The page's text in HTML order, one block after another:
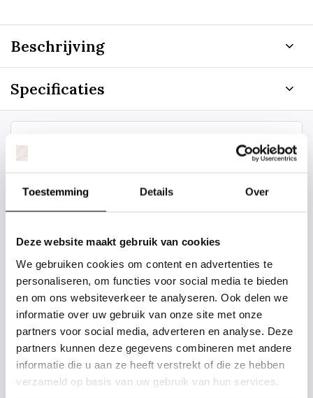
Toestemming Details Over
Deze website maakt gebruik van cookies
We gebruiken cookies om content en advertenties te
personaliseren, om functies voor social media te bieden
en om ons websiteverkeer te analyseren. Ook delen we
informatie over uw gebruik van onze site met onze
partners voor social media, adverteren en analyse. Deze
partners kunnen deze gegevens combineren met andere
informatie die u aan ze heeft verstrekt of die ze hebben
verzameld op basis van uw gebruik van hun services.
Beschrijving
Specificaties
Staat uw plantsoort of maat er niet
tussen? Laat het ons weten, dan
gaan we voor u kijken. Stuur ons
de plantnaam, hoogte, stamdikte en
boom er ongeveer eruit ziet? We
kunnen u een foto sturen.
info@tuinplantenbezorgd.nl
06 45 601 508 (tijdelijk niet bereikbaar)